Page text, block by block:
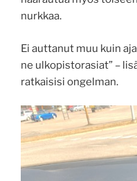
nurkkaa.
Ei auttanut muu kuin
ne ulkopistorasiat” –
ratkaisisi ongelman.